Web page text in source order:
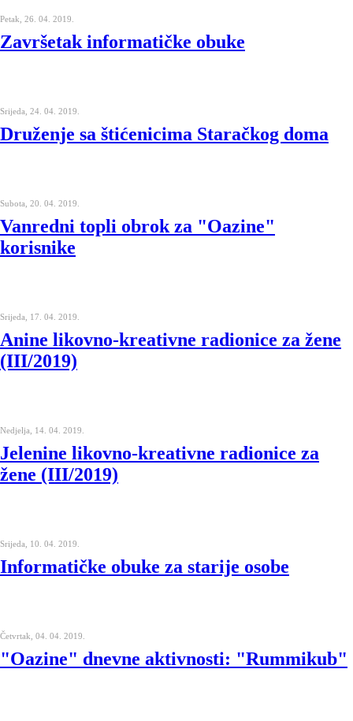
Petak, 26. 04. 2019.
Završetak informatičke obuke
Srijeda, 24. 04. 2019.
Druženje sa štićenicima Staračkog doma
Subota, 20. 04. 2019.
Vanredni topli obrok za "Oazine"
korisnike
Srijeda, 17. 04. 2019.
Anine likovno-kreativne radionice za žene
(III/2019)
Nedjelja, 14. 04. 2019.
Jelenine likovno-kreativne radionice za
žene (III/2019)
Srijeda, 10. 04. 2019.
Informatičke obuke za starije osobe
Četvrtak, 04. 04. 2019.
"Oazine" dnevne aktivnosti: "Rummikub"